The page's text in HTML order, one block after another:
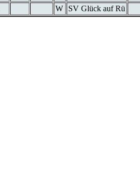
W SV Glück auf Rü